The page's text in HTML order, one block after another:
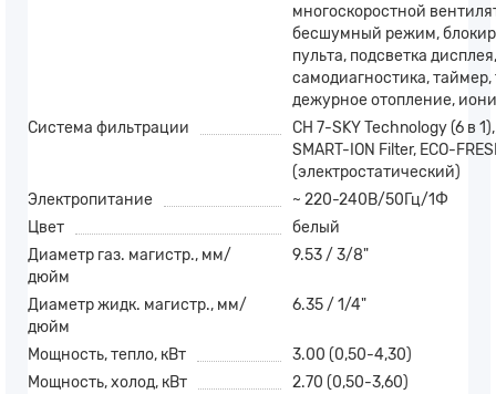
многоскоростной
бесшумный режим,
пульта, подсветка дисплея,
самодиагностика, таймер,
дежурное отопление,
Система фильтрации
CH 7-SKY Technology (6 в
SMART-ION Filter, ECO-
(электростатический)
Электропитание
~ 220-240В/50Гц/1Ф
Цвет
белый
Диаметр газ. магистр., мм/
дюйм
9.53 / 3/8"
Диаметр жидк. магистр., мм/
дюйм
6.35 / 1/4"
Мощность, тепло, кВт
3.00 (0,50-4,30)
Мощность, холод, кВт
2.70 (0,50-3,60)